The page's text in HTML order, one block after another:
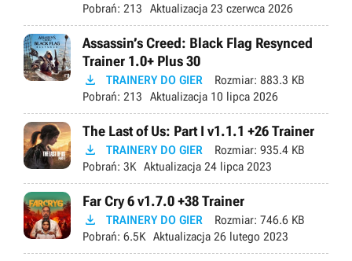
Pobrań: 213 Aktualizacja 23 czerwca 2026
Assassin’s Creed: Black Flag Resynced
Trainer 1.0+ Plus 30
 TRAINERY DO GIER Rozmiar: 883.3 KB
Pobrań: 213 Aktualizacja 10 lipca 2026
The Last of Us: Part I v1.1.1 +26 Trainer
 TRAINERY DO GIER Rozmiar: 935.4 KB
Pobrań: 3K Aktualizacja 24 lipca 2023
Far Cry 6 v1.7.0 +38 Trainer
 TRAINERY DO GIER Rozmiar: 746.6 KB
Pobrań: 6.5K Aktualizacja 26 lutego 2023